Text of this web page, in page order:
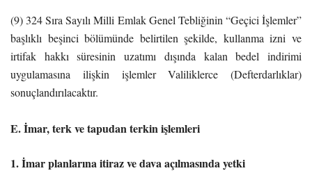
(9) 324 Sıra Sayılı Milli Emlak Genel Tebliğinin “Geçici İşlemler”
başlıklı beşinci bölümünde belirtilen şekilde, kullanma izni ve
irtifak hakkı süresinin uzatımı dışında kalan bedel indirimi
uygulamasına ilişkin işlemler Valiliklerce (Defterdarlıklar)
sonuçlandırılacaktır.
E. İmar, terk ve tapudan terkin işlemleri
1. İmar planlarına itiraz ve dava açılmasında yetki